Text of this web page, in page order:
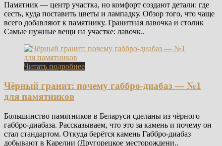
Памятник — центр участка, но комфорт создают детали: где
сесть, куда поставить цветы и лампадку. Обзор того, что чаще
всего добавляют к памятнику. Гранитная лавочка и столик
Самые нужные вещи на участке: лавочк..
Читать подробнее
Чёрный гранит: почему габбро-диабаз — №1
для памятников
Большинство памятников в Беларуси сделаны из чёрного
габбро-диабаза. Рассказываем, что это за камень и почему он
стал стандартом. Откуда берётся камень Габбро-диабаз
добывают в Карелии (Другорецкое месторождени..